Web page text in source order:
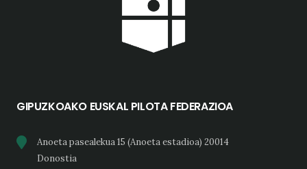
GIPUZKOAKO EUSKAL PILOTA FEDERAZIOA
Anoeta pasealekua 15 (Anoeta estadioa) 20014
Donostia